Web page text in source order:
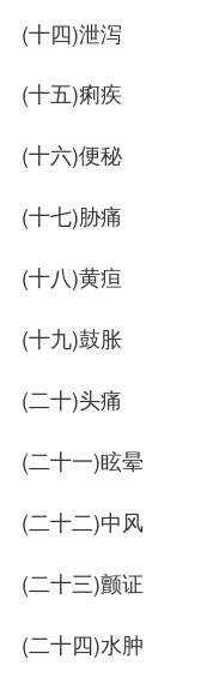
(十四)泄泻
(十五)痢疾
(十六)便秘
(十七)胁痛
(十八)黄疸
(十九)鼓胀
(二十)头痛
(二十一)眩晕
(二十二)中风
(二十三)颤证
(二十四)水肿